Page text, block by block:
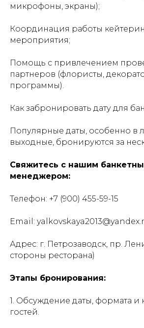
микрофоны, экраны);
Координация работы
мероприятия;
Помощь с привлечением
партнеров (флористы,
программы).
Как забронировать дату для
Популярные даты, особенно в
выходные, бронируются за
Свяжитесь с нашим
менеджером:
Телефон: +7 (900) 455-59-15
Email:
Адрес: г. Петрозаводск, пр.
стороны ресторана)
Этапы бронирования:
1. Обсуждение даты, формата и
гостей.